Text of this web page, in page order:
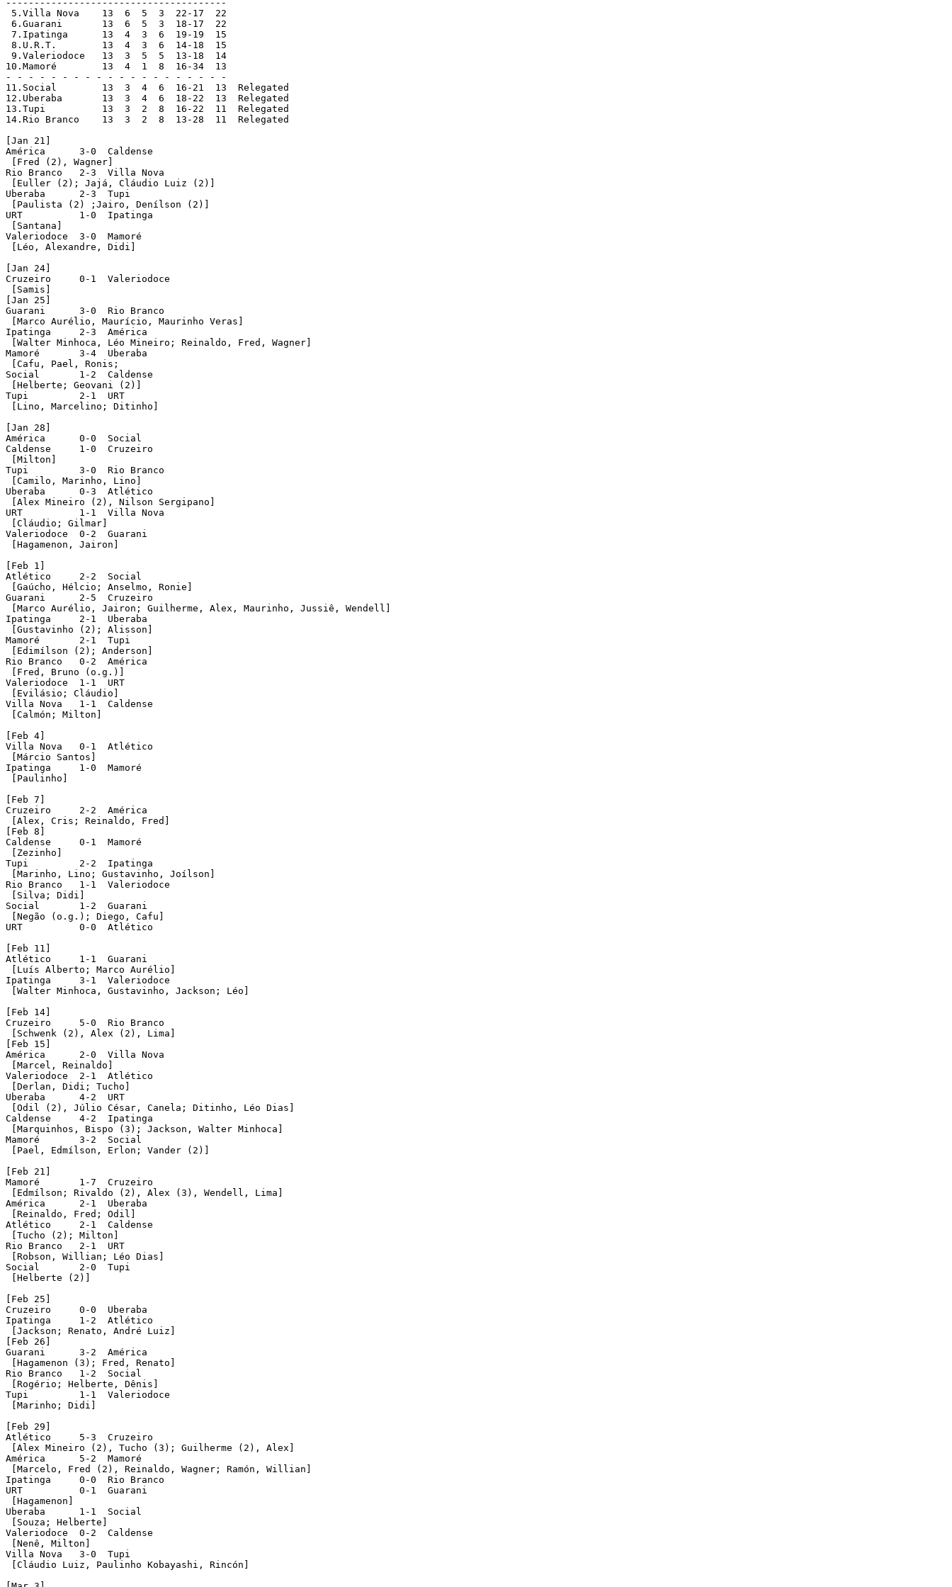
---------------------------------------
5.Villa Nova    13  6  5  3  22-17  22
6.Guarani       13  6  5  3  18-17  22
7.Ipatinga      13  4  3  6  19-19  15
8.U.R.T.        13  4  3  6  14-18  15
9.Valeriodoce   13  3  5  5  13-18  14
10.Mamoré        13  4  1  8  16-34  13
- - - - - - - - - - - - - - - - - - - -
11.Social        13  3  4  6  16-21  13  Relegated
12.Uberaba       13  3  4  6  18-22  13  Relegated
13.Tupi          13  3  2  8  16-22  11  Relegated
14.Rio Branco    13  3  2  8  13-28  11  Relegated
[Jan 21]
América      3-0  Caldense
[Fred (2), Wagner]
Rio Branco   2-3  Villa Nova
[Euller (2); Jajá, Cláudio Luiz (2)]
Uberaba      2-3  Tupi
[Paulista (2) ;Jairo, Denílson (2)]
URT          1-0  Ipatinga
[Santana]
Valeriodoce  3-0  Mamoré
[Léo, Alexandre, Didi]
[Jan 24]
Cruzeiro     0-1  Valeriodoce
[Samis]
[Jan 25]
Guarani      3-0  Rio Branco
[Marco Aurélio, Maurício, Maurinho Veras]
Ipatinga     2-3  América
[Walter Minhoca, Léo Mineiro; Reinaldo, Fred, Wagner]
Mamoré       3-4  Uberaba
[Cafu, Pael, Ronis;
Social       1-2  Caldense
[Helberte; Geovani (2)]
Tupi         2-1  URT
[Lino, Marcelino; Ditinho]
[Jan 28]
América      0-0  Social
Caldense     1-0  Cruzeiro
[Milton]
Tupi         3-0  Rio Branco
[Camilo, Marinho, Lino]
Uberaba      0-3  Atlético
[Alex Mineiro (2), Nilson Sergipano]
URT          1-1  Villa Nova
[Cláudio; Gilmar]
Valeriodoce  0-2  Guarani
[Hagamenon, Jairon]
[Feb 1]
Atlético     2-2  Social
[Gaúcho, Hélcio; Anselmo, Ronie]
Guarani      2-5  Cruzeiro
[Marco Aurélio, Jairon; Guilherme, Alex, Maurinho, Jussiê, Wendell]
Ipatinga     2-1  Uberaba
[Gustavinho (2); Alisson]
Mamoré       2-1  Tupi
[Edimílson (2); Anderson]
Rio Branco   0-2  América
[Fred, Bruno (o.g.)]
Valeriodoce  1-1  URT
[Evilásio; Cláudio]
Villa Nova   1-1  Caldense
[Calmón; Milton]
[Feb 4]
Villa Nova   0-1  Atlético
[Márcio Santos]
Ipatinga     1-0  Mamoré
[Paulinho]
[Feb 7]
Cruzeiro     2-2  América
[Alex, Cris; Reinaldo, Fred]
[Feb 8]
Caldense     0-1  Mamoré
[Zezinho]
Tupi         2-2  Ipatinga
[Marinho, Lino; Gustavinho, Joílson]
Rio Branco   1-1  Valeriodoce
[Silva; Didi]
Social       1-2  Guarani
[Negão (o.g.); Diego, Cafu]
URT          0-0  Atlético
[Feb 11]
Atlético     1-1  Guarani
[Luís Alberto; Marco Aurélio]
Ipatinga     3-1  Valeriodoce
[Walter Minhoca, Gustavinho, Jackson; Léo]
[Feb 14]
Cruzeiro     5-0  Rio Branco
[Schwenk (2), Alex (2), Lima]
[Feb 15]
América      2-0  Villa Nova
[Marcel, Reinaldo]
Valeriodoce  2-1  Atlético
[Derlan, Didi; Tucho]
Uberaba      4-2  URT
[Odil (2), Júlio César, Canela; Ditinho, Léo Dias]
Caldense     4-2  Ipatinga
[Marquinhos, Bispo (3); Jackson, Walter Minhoca]
Mamoré       3-2  Social
[Pael, Edmílson, Erlon; Vander (2)]
[Feb 21]
Mamoré       1-7  Cruzeiro
[Edmílson; Rivaldo (2), Alex (3), Wendell, Lima]
América      2-1  Uberaba
[Reinaldo, Fred; Odil]
Atlético     2-1  Caldense
[Tucho (2); Milton]
Rio Branco   2-1  URT
[Robson, Willian; Léo Dias]
Social       2-0  Tupi
[Helberte (2)]
[Feb 25]
Cruzeiro     0-0  Uberaba
Ipatinga     1-2  Atlético
[Jackson; Renato, André Luiz]
[Feb 26]
Guarani      3-2  América
[Hagamenon (3); Fred, Renato]
Rio Branco   1-2  Social
[Rogério; Helberte, Dênis]
Tupi         1-1  Valeriodoce
[Marinho; Didi]
[Feb 29]
Atlético     5-3  Cruzeiro
[Alex Mineiro (2), Tucho (3); Guilherme (2), Alex]
América      5-2  Mamoré
[Marcelo, Fred (2), Reinaldo, Wagner; Ramón, Willian]
Ipatinga     0-0  Rio Branco
URT          0-1  Guarani
[Hagamenon]
Uberaba      1-1  Social
[Souza; Helberte]
Valeriodoce  0-2  Caldense
[Nenê, Milton]
Villa Nova   3-0  Tupi
[Cláudio Luiz, Paulinho Kobayashi, Rincón]